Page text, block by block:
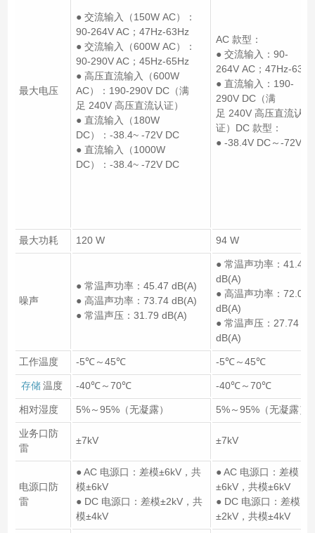
最大电压
● 交流输入（150W AC）：
90-264V AC；47Hz-63Hz
● 交流输入（600W AC）：
90-290V AC；45Hz-65Hz
● 高压直流输入（600W
AC）：190-290V DC（满
足 240V 高压直流认证）
● 直流输入（180W
DC）：-38.4~ -72V DC
● 直流输入（1000W
DC）：-38.4~ -72V DC
AC 款型：
● 交流输入：90-
264V AC；47Hz-63Hz
● 直流输入：190-
290V DC（满
足 240V 高压直流认
证）DC 款型：
● -38.4V DC～-72V
最大功耗 120 W 94 W
噪声
● 常温声功率：45.47 dB(A)
● 高温声功率：73.74 dB(A)
● 常温声压：31.79 dB(A)
● 常温声功率：41.42
dB(A)
● 高温声功率：72.07
dB(A)
● 常温声压：27.74
dB(A)
工作温度 -5℃～45℃ -5℃～45℃
存储 温度 -40℃～70℃ -40℃～70℃
相对湿度 5%～95%（无凝露） 5%～95%（无凝露）
业务口防
雷
±7kV ±7kV
电源口防
雷
● AC 电源口：差模±6kV，共
模±6kV
● DC 电源口：差模±2kV，共
模±4kV
● AC 电源口：差模
±6kV，共模±6kV
● DC 电源口：差模
±2kV，共模±4kV